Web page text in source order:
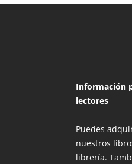
Información
lectores
Puedes
nuestros
librería.